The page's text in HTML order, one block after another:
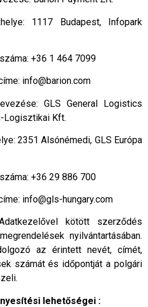
1117 Budapest, Infopark
+36 1 464 7099
info@barion.com
GLS General Logistics
Logisztikai Kft.
2351 Alsónémedi, GLS Európa
+36 29 886 700
info@gls-hungary.com
kötött szerződés
nyilvántartásában.
az érintett nevét, címét,
számát és időpontját a polgári
lehetőségei :